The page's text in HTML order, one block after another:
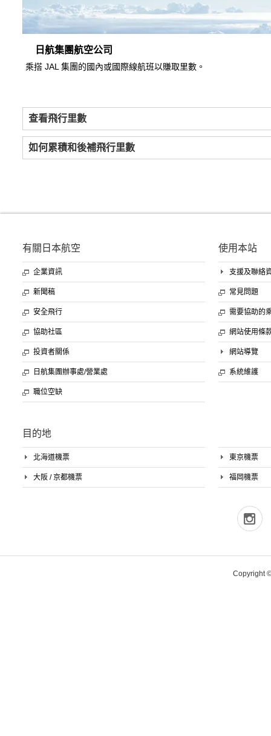
日航集團航空公司
乘搭 JAL 集團的國內或國際線航班以賺取里數。
查看飛行里數
如何累積和後補飛行里數
有關日本航空
企業資訊
新聞稿
安全飛行
協助社區
投資者關係
日航集團辦事處/營業處
職位空缺
使用本站
支援及聯絡
常見問題
需要協助的
網站使用條
網站導覽
系統維護
目的地
北海道機票
大阪 / 京都機票
東京機票
福岡機票
Copyright